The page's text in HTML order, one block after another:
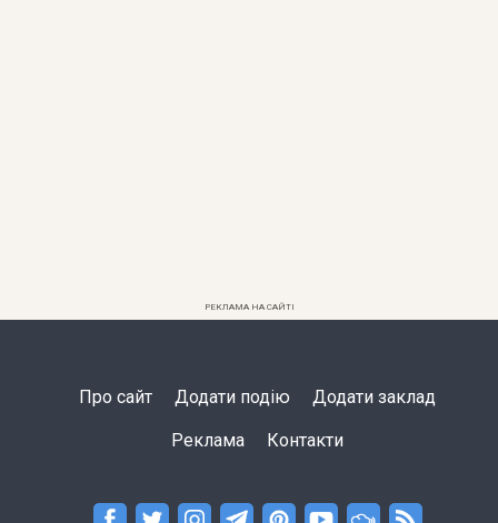
РЕКЛАМА НА САЙТІ
Про сайт Додати подію Додати заклад
Реклама Контакти